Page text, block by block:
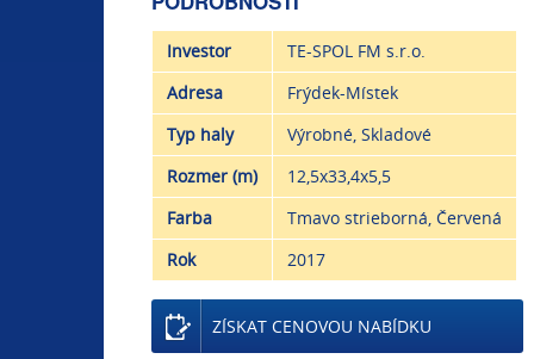
Investor
TE-SPOL FM s.r.o.
Adresa
Frýdek-Místek
Typ haly
Výrobné, Skladové
Rozmer (m)
12,5x33,4x5,5
Farba
Tmavo strieborná, Červená
Rok
2017
ZÍSKAT CENOVOU NABÍDKU